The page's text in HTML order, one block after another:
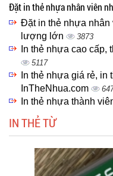
Đặt in thẻ nhựa nhân viên
Đặt in thẻ nhựa nhân
lượng lớn
3873
In thẻ nhựa cao
5117
In thẻ nhựa giá rẻ,
InTheNhua.com
In thẻ nhựa thành
IN THẺ TỪ